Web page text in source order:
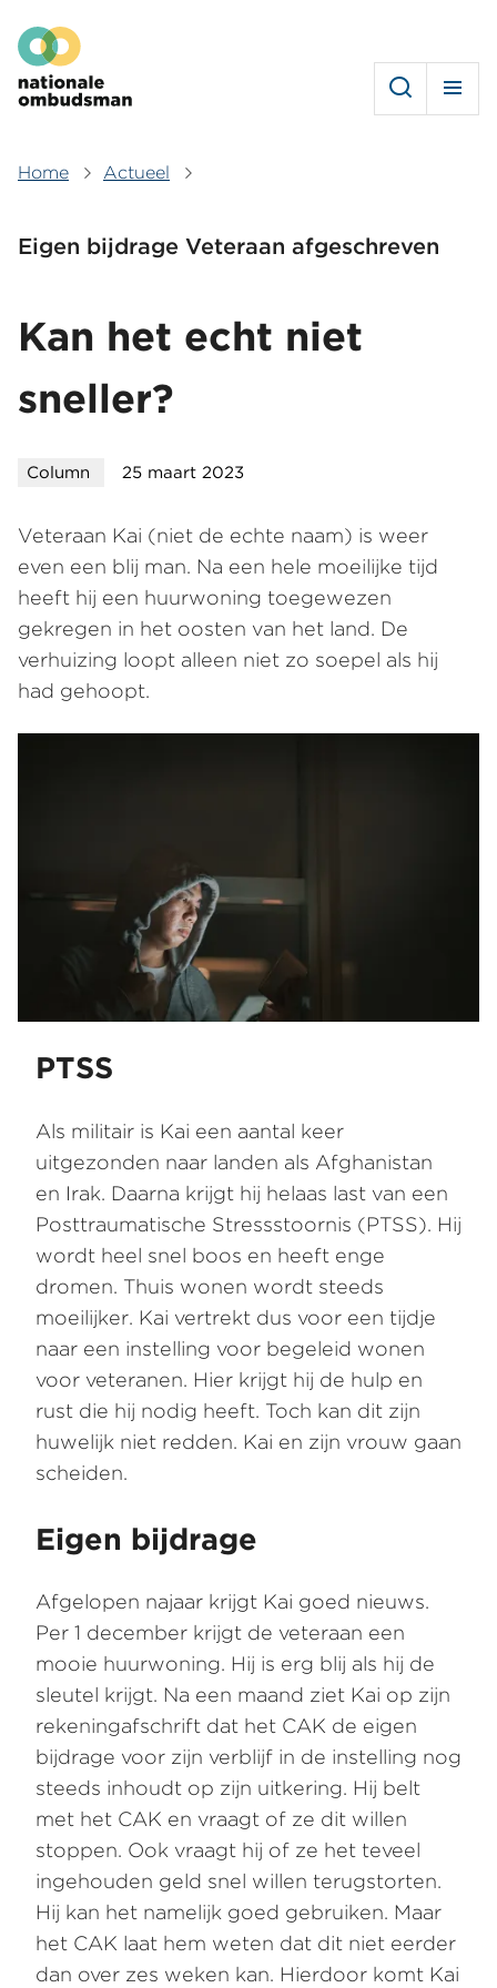
en
naar
de
gaan
Hoofdmenu
Home Actueel
Kan het echt niet
sneller?
Eigen bijdrage Veteraan afgeschreven
Column 25 maart 2023
Veteraan Kai (niet de echte naam) is weer
even een blij man. Na een hele moeilijke tijd
heeft hij een huurwoning toegewezen
gekregen in het oosten van het land. De
verhuizing loopt alleen niet zo soepel als hij
had gehoopt.
PTSS
Als militair is Kai een aantal keer
uitgezonden naar landen als Afghanistan
en Irak. Daarna krijgt hij helaas last van een
Posttraumatische Stressstoornis (PTSS). Hij
wordt heel snel boos en heeft enge
dromen. Thuis wonen wordt steeds
moeilijker. Kai vertrekt dus voor een tijdje
naar een instelling voor begeleid wonen
voor veteranen. Hier krijgt hij de hulp en
rust die hij nodig heeft. Toch kan dit zijn
huwelijk niet redden. Kai en zijn vrouw gaan
scheiden.
Eigen bijdrage
Afgelopen najaar krijgt Kai goed nieuws.
Per 1 december krijgt de veteraan een
mooie huurwoning. Hij is erg blij als hij de
sleutel krijgt. Na een maand ziet Kai op zijn
rekeningafschrift dat het CAK de eigen
bijdrage voor zijn verblijf in de instelling nog
steeds inhoudt op zijn uitkering. Hij belt
met het CAK en vraagt of ze dit willen
stoppen. Ook vraagt hij of ze het teveel
ingehouden geld snel willen terugstorten.
Hij kan het namelijk goed gebruiken. Maar
het CAK laat hem weten dat dit niet eerder
dan over zes weken kan. Hierdoor komt Kai